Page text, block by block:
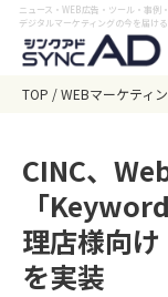
ニュース・WEB広告・ツール・事例
デジタルマーケティングの今を届け
TOP WEBマーケティ
CINC、
「
理店様向け
を実装